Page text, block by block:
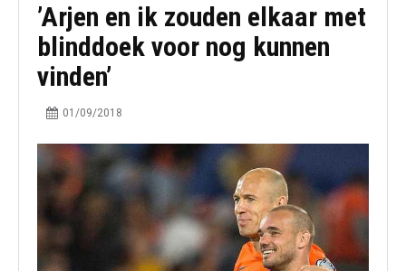
’Arjen en ik zouden elkaar met
blinddoek voor nog kunnen
vinden’
01/09/2018